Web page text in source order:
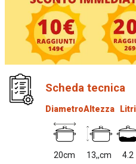
Scheda tecnica
Diametro
20cm
Altezza
13,,cm
Litri
4.2